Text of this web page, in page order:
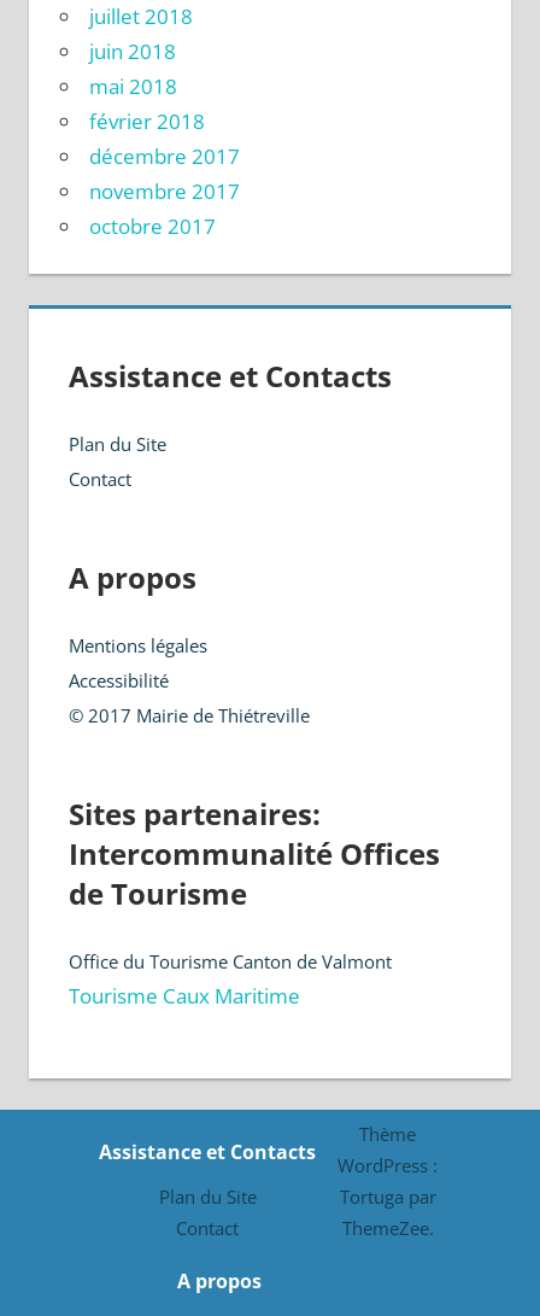
juillet 2018
juin 2018
mai 2018
février 2018
décembre 2017
novembre 2017
octobre 2017
Assistance et Contacts
Plan du Site
Contact
A propos
Mentions légales
Accessibilité
© 2017 Mairie de Thiétreville
Sites partenaires:
Intercommunalité Offices
de Tourisme
Office du Tourisme Canton de Valmont
Tourisme Caux Maritime
Assistance et Contacts
Plan du Site
Contact
A propos
Thème
WordPress :
Tortuga par
ThemeZee.